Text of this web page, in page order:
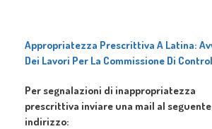
Appropriatezza Prescrittiva A Latina:
Dei Lavori Per La Commissione Di
Per segnalazioni di inappropriatezza
prescrittiva inviare una mail al seguente
indirizzo: